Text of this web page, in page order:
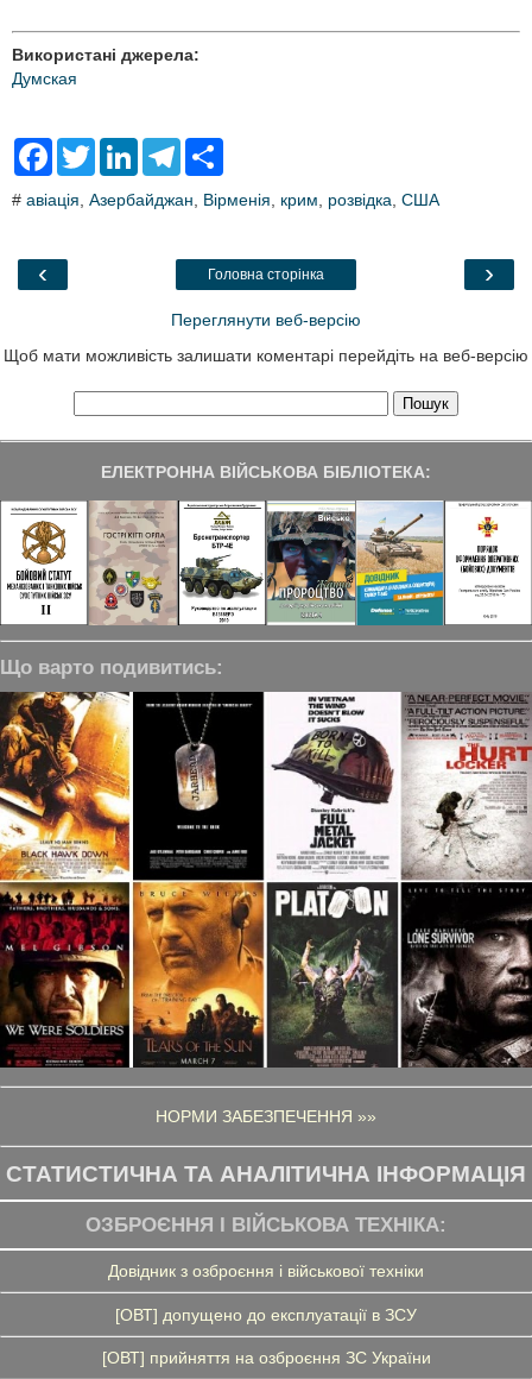
Використані джерела:
Думская
F
e
o
T
t
L
k
T
e
a
r
# авіація, Азербайджан, Вірменія, крим, розвідка, США
‹ ›
Головна сторінка
Переглянути веб-версію
Щоб мати можливість залишати коментарі перейдіть на веб-версію
ЕЛЕКТРОННА ВІЙСЬКОВА БІБЛІОТЕКА:
Що варто подивитись:
НОРМИ ЗАБЕЗПЕЧЕННЯ »»
СТАТИСТИЧНА ТА АНАЛІТИЧНА ІНФОРМАЦІЯ
ОЗБРОЄННЯ І ВІЙСЬКОВА ТЕХНІКА:
Довідник з озброєння і військової техніки
[ОВТ] допущено до експлуатації в ЗСУ
[ОВТ] прийняття на озброєння ЗС України